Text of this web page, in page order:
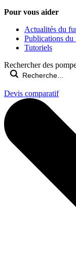
Pour vous aider
Actualités du
Publications du
Tutoriels
Rechercher des
Devis comparatif